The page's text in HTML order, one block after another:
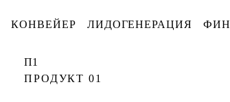
КОНВЕЙЕР ЛИДОГЕНЕРАЦИЯ
П1
ПРОДУКТ 01